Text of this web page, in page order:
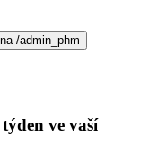
/admin_phm
ve vaší